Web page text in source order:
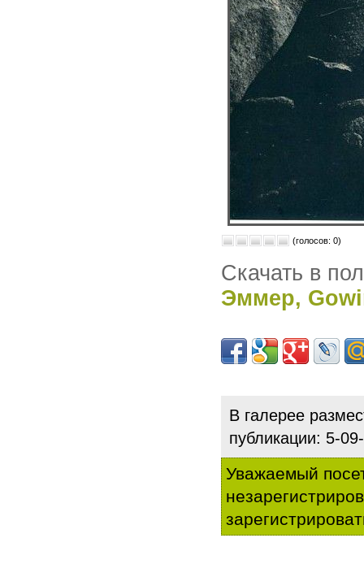
(голосов: 0)
Скачать в
Эммер,
В галерее
публикации: 5-
Уважаемый